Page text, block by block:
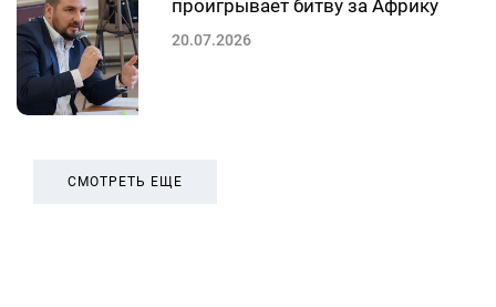
проигрывает битву за Африку
20.07.2026
СМОТРЕТЬ ЕЩЕ